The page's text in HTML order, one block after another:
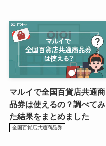
マルイで全国百貨店共通商
品券は使えるの？調べてみ
た結果をまとめました
全国百貨店共通商品券